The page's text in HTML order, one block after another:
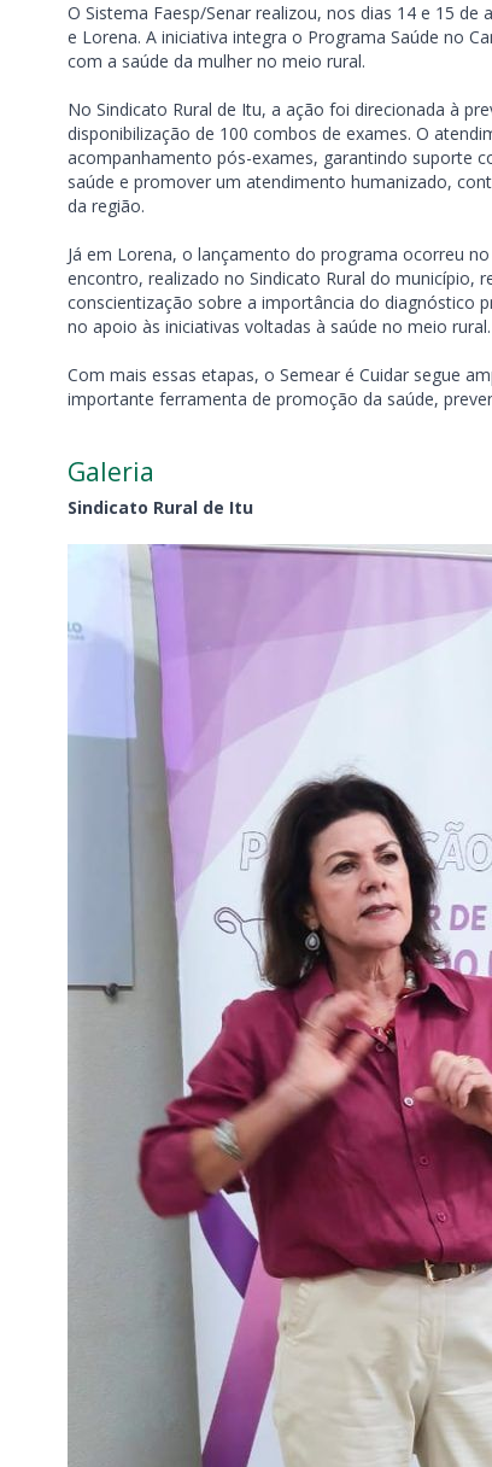
O Sistema Faesp/Senar realizou, nos dias 14 e 15
e Lorena. A iniciativa integra o Programa Saúde no
com a saúde da mulher no meio rural.
No Sindicato Rural de Itu, a ação foi direcionada à
disponibilização de 100 combos de exames. O
acompanhamento pós-exames, garantindo suporte
saúde e promover um atendimento humanizado,
da região.
Já em Lorena, o lançamento do programa ocorreu
encontro, realizado no Sindicato Rural do
conscientização sobre a importância do diagnóstico
no apoio às iniciativas voltadas à saúde no meio rural.
Com mais essas etapas, o Semear é Cuidar segue
importante ferramenta de promoção da saúde,
Galeria
Sindicato Rural de Itu